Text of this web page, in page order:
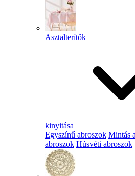
Asztalterítők
kinyitása
Egyszínű abroszok Mintás
abroszok Húsvéti abroszok